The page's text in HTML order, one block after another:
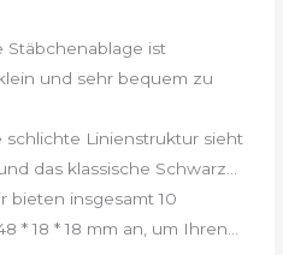
Stäbchenablage ist
und sehr bequem zu
schlichte Linienstruktur sieht
das klassische Schwarz...
bieten insgesamt 10
* 18 * 18 mm an, um Ihren...